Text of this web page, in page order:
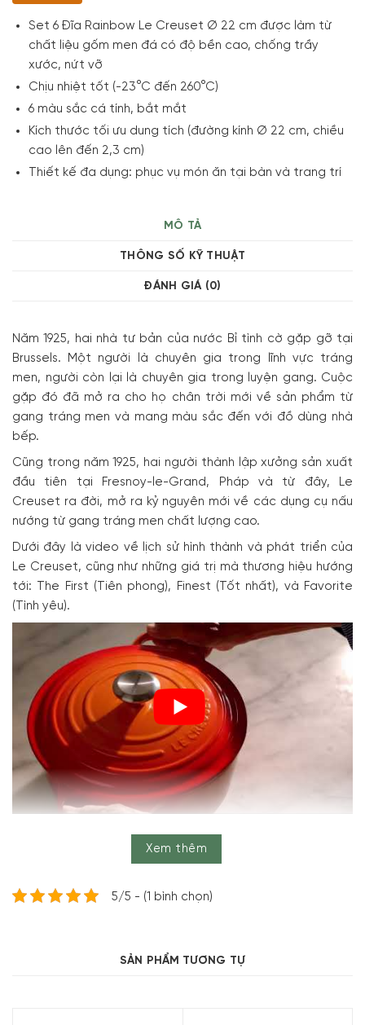
Set 6 Đĩa Rainbow Le Creuset Ø 22 cm được làm từ
chất liệu gốm men đá có độ bền cao, chống trầy
xước, nứt vỡ
Chịu nhiệt tốt (-23°C đến 260°C)
6 màu sắc cá tính, bắt mắt
Kích thước tối ưu dung tích (đường kính Ø 22 cm, chiều
cao lên đến 2,3 cm)
Thiết kế đa dụng: phục vụ món ăn tại bàn và trang trí
MÔ TẢ
THÔNG SỐ KỸ THUẬT
ĐÁNH GIÁ (0)
Năm 1925, hai nhà tư bản của nước Bỉ tình cờ gặp gỡ tại
Brussels. Một người là chuyên gia trong lĩnh vực tráng
men, người còn lại là chuyên gia trong luyện gang. Cuộc
gặp đó đã mở ra cho họ chân trời mới về sản phẩm từ
gang tráng men và mang màu sắc đến với đồ dùng nhà
bếp.
Cũng trong năm 1925, hai người thành lập xưởng sản xuất
đầu tiên tại Fresnoy-le-Grand, Pháp và từ đây, Le
Creuset ra đời, mở ra kỷ nguyên mới về các dụng cụ nấu
nướng từ gang tráng men chất lượng cao.
Dưới đây là video về lịch sử hình thành và phát triển của
Le Creuset, cũng như những giá trị mà thương hiệu hướng
tới: The First (Tiên phong), Finest (Tốt nhất), và Favorite
(Tình yêu).
rộng hoạt động sản xuất sang đồ gốm. Một trong những
được yêu thích bởi chất lượng vượt trội cùng màu sắc thu
Xem thêm
5/5 - (1 bình chọn)
SẢN PHẨM TƯƠNG TỰ